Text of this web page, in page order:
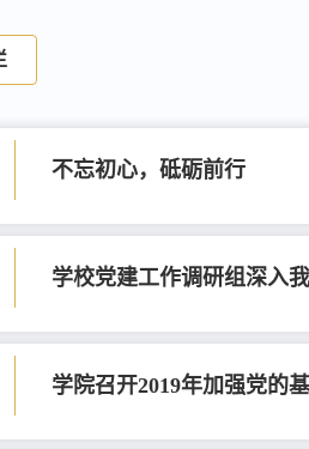
不忘初心，砥砺前行
学校党建工作调研组深入
学院召开2019年加强党的